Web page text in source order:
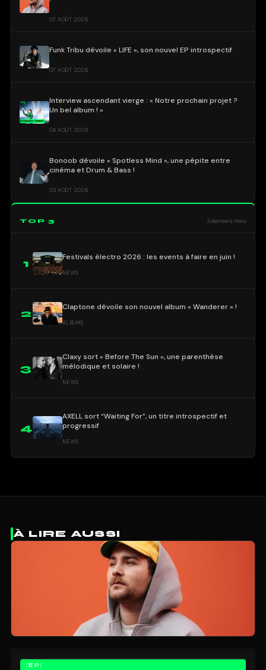
07 AOÛT 2026
Funk Tribu dévoile « LIFE », son nouvel EP introspectif
07 AOÛT 2026
Interview ascendant vierge : « Notre prochain projet ?
Un bel album ! »
04 AOÛT 2026
Bonoob dévoile « Spotless Mind », une pépite entre
cinéma et Drum & Bass !
03 AOÛT 2026
TOP 3 3 derniers mois
1
Festivals électro 2026 : les events à faire en juin !
NEWS
2
Claptone dévoile son nouvel album « Wanderer » !
ALBUMS
3
Claxy sort « Before The Sun », une parenthèse
mélodique et solaire !
NEWS
4
AXELL sort “Waiting For”, un titre introspectif et
progressif
NEWS
À LIRE AUSSI
EP